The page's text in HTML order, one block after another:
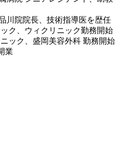
川院院長、技術指導医を歴任
ク、ウィクリニック勤務開始
ック、盛岡美容外科 勤務開始
業